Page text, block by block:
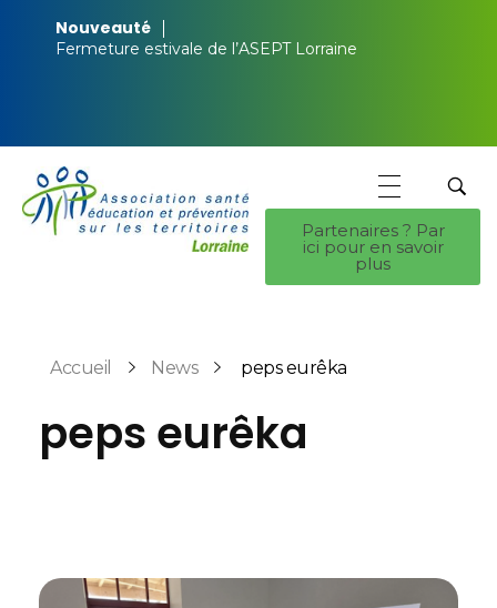
Nouveauté
Fermeture estivale de l’ASEPT Lorraine
Partenaires ? Par
ici pour en savoir
plus
Accueil News peps eurêka
peps eurêka